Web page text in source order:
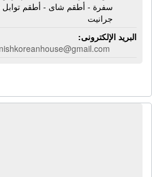
سفرة - أطقم شاى - أطقم
جرانيت
البريد الإلكترونى:
المركز الطبى للأطفال
مستشفى الفيروز -